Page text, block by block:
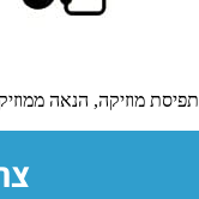
תפיסת מוזיקה, הנאה